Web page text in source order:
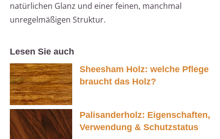
natürlichen Glanz und einer feinen, manchmal
unregelmäßigen Struktur.
Lesen Sie auch
Sheesham Holz: welche Pflege
braucht das Holz?
Palisanderholz: Eigenschaften,
Verwendung & Schutzstatus